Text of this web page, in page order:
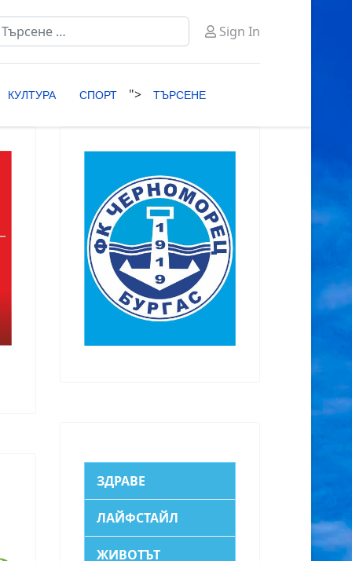
Sign In
КУЛТУРА СПОРТ "> ТЪРСЕНЕ
ЗДРАВЕ
ЛАЙФСТАЙЛ
ЖИВОТЪТ